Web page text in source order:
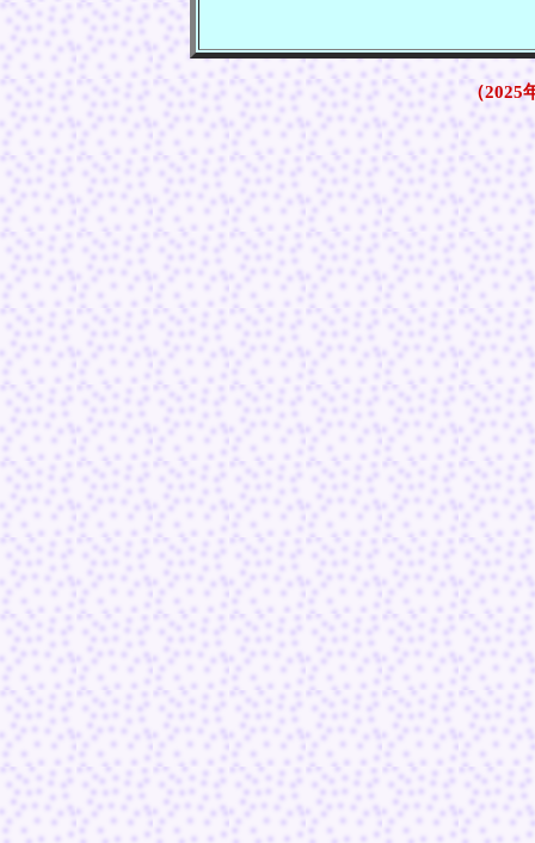
（2025